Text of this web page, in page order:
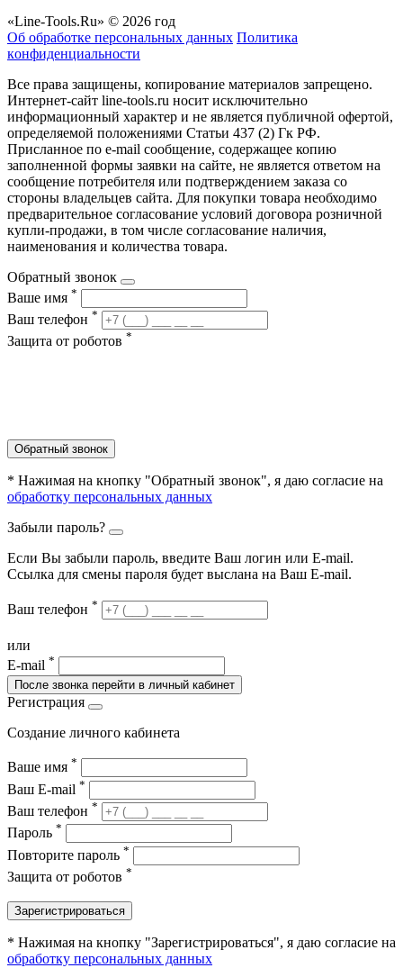
«Line-Tools.Ru» © 2026 год
Об обработке персональных данных Политика
конфиденциальности
Все права защищены, копирование материалов запрещено.
Интернет-сайт line-tools.ru носит исключительно
информационный характер и не является публичной офертой,
определяемой положениями Статьи 437 (2) Гк РФ.
Присланное по e-mail сообщение, содержащее копию
заполненной формы заявки на сайте, не является ответом на
сообщение потребителя или подтверждением заказа со
стороны владельцев сайта. Для покупки товара необходимо
предварительное согласование условий договора розничной
купли-продажи, в том числе согласование наличия,
наименования и количества товара.
Обратный звонок
Ваше имя *
Ваш телефон *
Защита от роботов *
Обратный звонок
* Нажимая на кнопку "Обратный звонок", я даю согласие на
обработку персональных данных
Забыли пароль?
Если Вы забыли пароль, введите Ваш логин или Е-mail.
Ссылка для смены пароля будет выслана на Ваш E-mail.
Ваш телефон *
или
E-mail *
После звонка перейти в личный кабинет
Регистрация
Создание личного кабинета
Ваше имя *
Ваш E-mail *
Ваш телефон *
Пароль *
Повторите пароль *
Защита от роботов *
Зарегистрироваться
* Нажимая на кнопку "Зарегистрироваться", я даю согласие на
обработку персональных данных